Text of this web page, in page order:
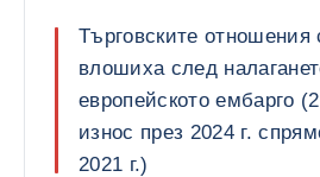
Търговските отношения
влошиха след
европейското ембарго
износ през 2024 г.
2021 г.)